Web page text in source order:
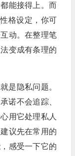
能接得上。而
格设定，你可
动。在整理笔
变成有条理的
是隐私问题。
诺不会追踪、
用它处理私人
议先在常用的
感受一下它的